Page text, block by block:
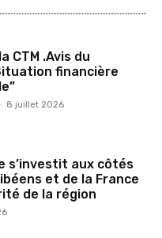
CTM .Avis du
financière
- 8 juillet 2026
s’investit aux côtés
et de la France
de la région